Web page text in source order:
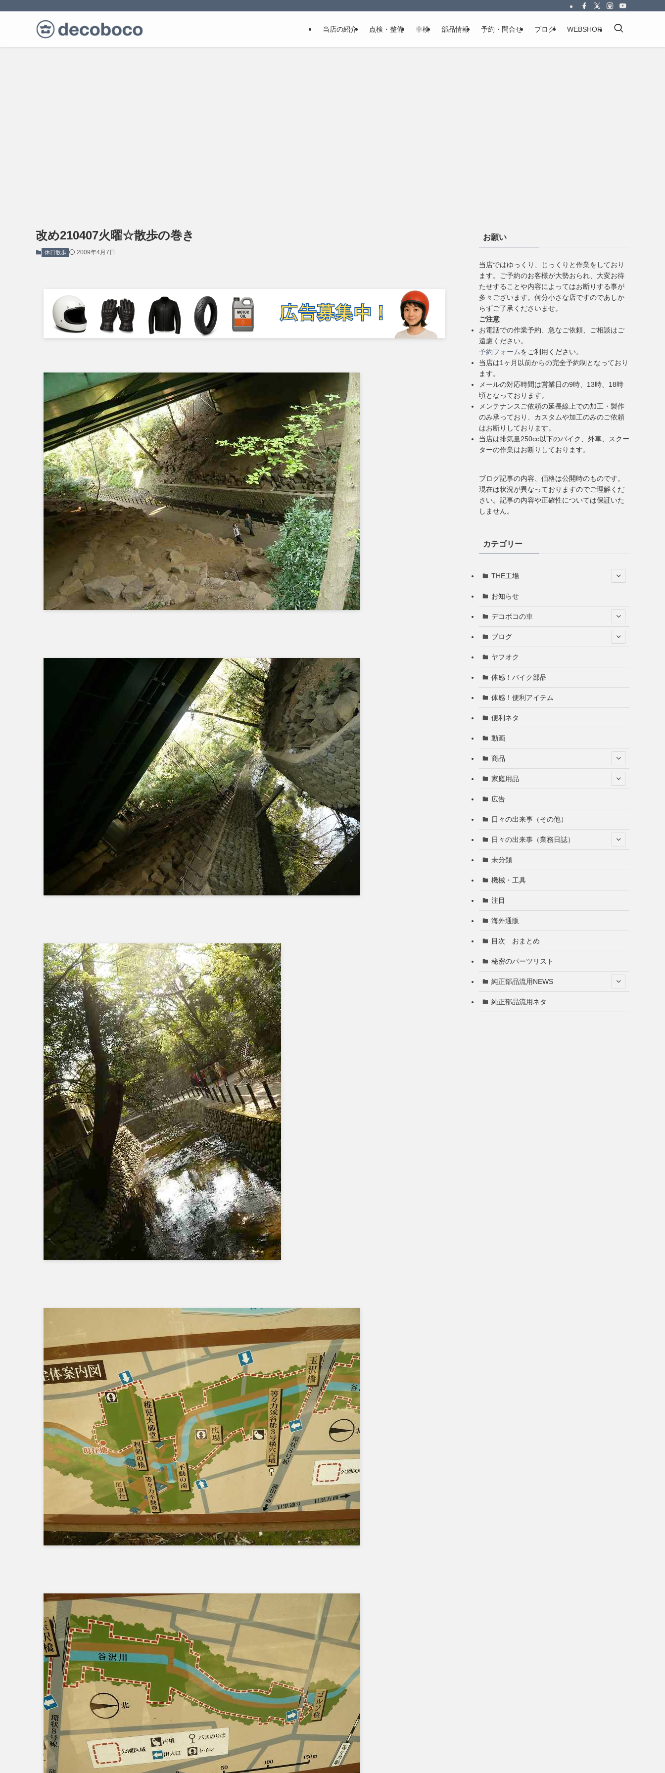
当店の紹介 点検・整備 車検 部品情報 予約・問合せ ブログ WEBSHOP
改め210407火曜☆散歩の巻き
休日散歩 2009年4月7日
お願い
当店ではゆっくり、じっくりと作業をしており
ます。ご予約のお客様が大勢おられ、大変お待
たせすることや内容によってはお断りする事が
多々ございます。何分小さな店ですのであしか
らずご了承くださいませ。
ご注意
お電話での作業予約、急なご依頼、ご相談はご
遠慮ください。
予約フォームをご利用ください。
当店は1ヶ月以前からの完全予約制となっており
ます。
メールの対応時間は営業日の9時、13時、18時
頃となっております。
メンテナンスご依頼の延長線上での加工・製作
のみ承っており、カスタムや加工のみのご依頼
はお断りしております。
当店は排気量250cc以下のバイク、外車、スクー
ターの作業はお断りしております。
ブログ記事の内容、価格は公開時のものです。
現在は状況が異なっておりますのでご理解くだ
さい。記事の内容や正確性については保証いた
しません。
カテゴリー
THE工場
お知らせ
デコボコの車
ブログ
ヤフオク
体感！バイク部品
体感！便利アイテム
便利ネタ
動画
商品
家庭用品
広告
日々の出来事（その他）
日々の出来事（業務日誌）
未分類
機械・工具
注目
海外通販
目次 おまとめ
秘密のパーツリスト
純正部品流用NEWS
純正部品流用ネタ